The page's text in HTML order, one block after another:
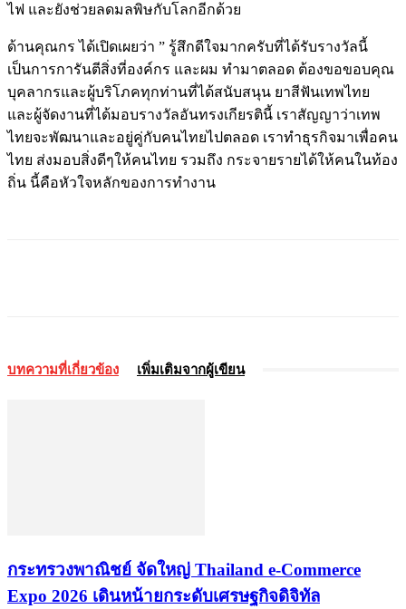
ไฟ และยังช่วยลดมลพิษกับโลกอีกด้วย
ด้านคุณกร ได้เปิดเผยว่า ” รู้สึกดีใจมากครับที่ได้รับรางวัลนี้
เป็นการการันตีสิ่งที่องค์กร และผม ทำมาตลอด ต้องขอขอบคุณ
บุคลากรและผู้บริโภคทุกท่านที่ได้สนับสนุน ยาสีฟันเทพไทย
และผู้จัดงานที่ได้มอบรางวัลอันทรงเกียรตินี้ เราสัญญาว่าเทพ
ไทยจะพัฒนาและอยู่คู่กับคนไทยไปตลอด เราทำธุรกิจมาเพื่อคน
ไทย ส่งมอบสิ่งดีๆให้คนไทย รวมถึง กระจายรายได้ให้คนในท้อง
ถิ่น นี้คือหัวใจหลักของการทำงาน
บทความที่เกี่ยวข้อง เพิ่มเติมจากผู้เขียน
กระทรวงพาณิชย์ จัดใหญ่ Thailand e-Commerce
Expo 2026 เดินหน้ายกระดับเศรษฐกิจดิจิทัล